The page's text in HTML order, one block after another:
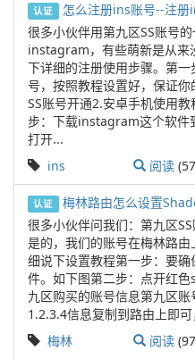
认证 怎么注册ins账号--注
很多小伙伴用第九区SS账号
instagram，有些萌新是从来
下详细的注册使用步骤。第
号，按照教程设置好，保证
SS账号开通2.安卓手机使用
步：下载instagram这个软件
打开...
阅读
ins
认证 梅林路由怎么设置
很多小伙伴问我们：第九区
是的，我们的账号在梅林路
细说下设置教程第一步：要
件。如下图第二步：点开红
九区购买的账号信息第九区
1.2.3.4信息复制到路由上即
阅读
梅林